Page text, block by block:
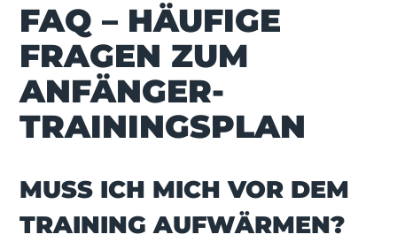
FAQ – HÄUFIGE
FRAGEN ZUM
ANFÄNGER-
TRAININGSPLAN
MUSS ICH MICH VOR DEM
TRAINING AUFWÄRMEN?